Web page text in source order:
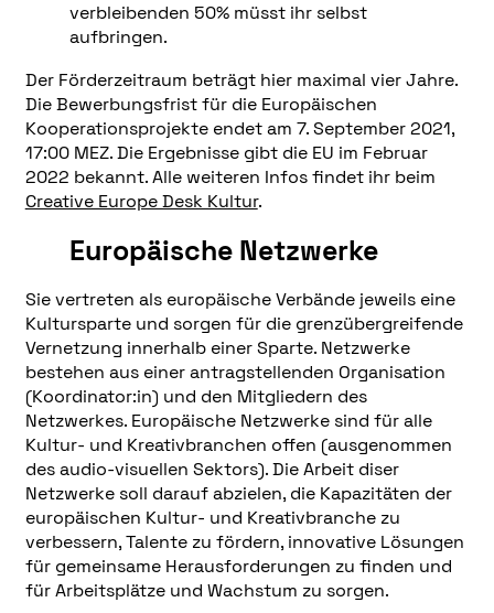
verbleibenden 50% müsst ihr selbst
aufbringen.
Der Förderzeitraum beträgt hier maximal vier Jahre.
Die Bewerbungsfrist für die Europäischen
Kooperationsprojekte endet am 7. September 2021,
17:00 MEZ. Die Ergebnisse gibt die EU im Februar
2022 bekannt. Alle weiteren Infos findet ihr beim
Creative Europe Desk Kultur.
Europäische Netzwerke
Sie vertreten als europäische Verbände jeweils eine
Kultursparte und sorgen für die grenzübergreifende
Vernetzung innerhalb einer Sparte. Netzwerke
bestehen aus einer antragstellenden Organisation
(Koordinator:in) und den Mitgliedern des
Netzwerkes. Europäische Netzwerke sind für alle
Kultur- und Kreativbranchen offen (ausgenommen
des audio-visuellen Sektors). Die Arbeit diser
Netzwerke soll darauf abzielen, die Kapazitäten der
europäischen Kultur- und Kreativbranche zu
verbessern, Talente zu fördern, innovative Lösungen
für gemeinsame Herausforderungen zu finden und
für Arbeitsplätze und Wachstum zu sorgen.